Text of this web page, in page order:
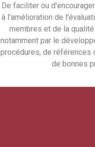
De faciliter ou
à l'amélioration de
membres et de la
notamment par le
procédures, de références
de bonnes